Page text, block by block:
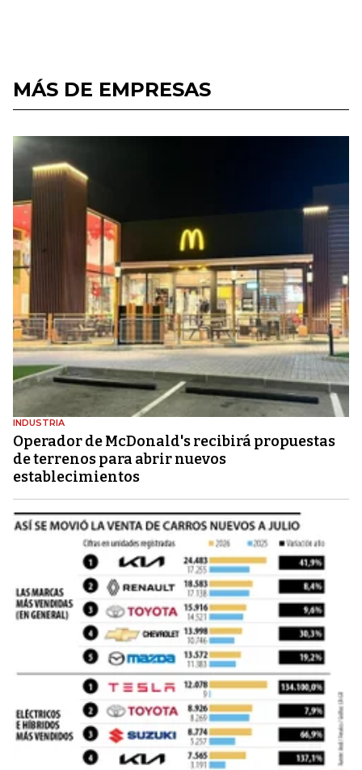
MÁS DE EMPRESAS
INDUSTRIA
Operador de McDonald's recibirá propuestas
de terrenos para abrir nuevos
establecimientos